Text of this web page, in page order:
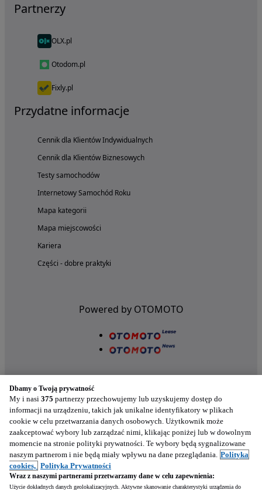
Partnerzy
OLX.pl
Otodom.pl
Fixly.pl
Przydatne informacje
Cennik dla Klientów Indywidualnych
Cennik dla Klientów Biznesowych
Testy samochodów
Internetowy Samochód Roku
Mapa kategorii
Mapa miejscowości
Kariera
Części - dobre praktyki
Powered by OTOMOTO
Nasze aplikacje w twoim telefonie
Dbamy o Twoją prywatność
My i nasi 375 partnerzy przechowujemy lub uzyskujemy dostęp do
informacji na urządzeniu, takich jak unikalne identyfikatory w plikach
cookie w celu przetwarzania danych osobowych. Użytkownik może
zaakceptować wybory lub zarządzać nimi, klikając poniżej lub w dowolnym
momencie na stronie polityki prywatności. Te wybory będą sygnalizowane
naszym partnerom i nie będą miały wpływu na dane przeglądania. Polityka
cookies, Polityka Prywatności
Wraz z naszymi partnerami przetwarzamy dane w celu zapewnienia:
Użycie dokładnych danych geolokalizacyjnych. Aktywne skanowanie charakterystyki urządzenia do